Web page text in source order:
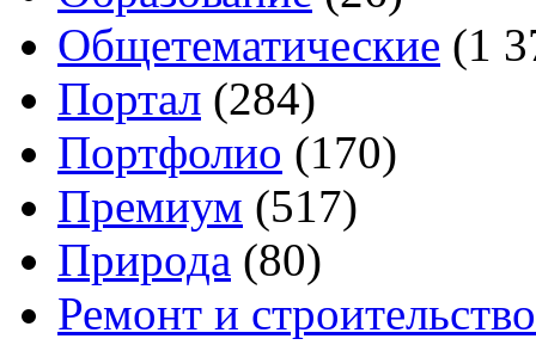
Общетематические (1
Портал (284)
Портфолио (170)
Премиум (517)
Природа (80)
Ремонт и строительство